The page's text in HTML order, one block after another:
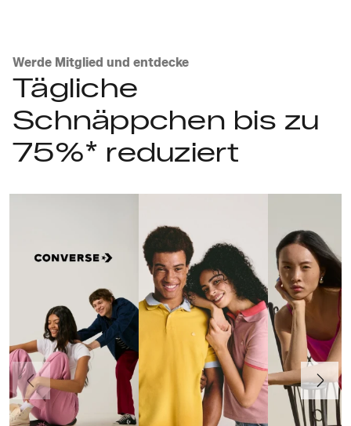
Werde Mitglied und entdecke
Tägliche
Schnäppchen bis zu
75%* reduziert
Vorherige Weiter